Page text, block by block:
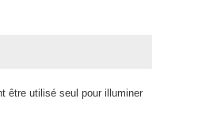
être utilisé seul pour illuminer